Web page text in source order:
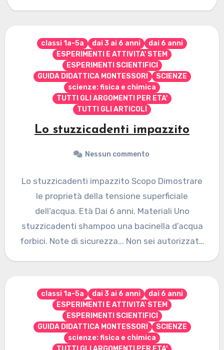
classi 1a-5a dai 3 ai 6 anni
dai 6 anni
ESPERIMENTI E ATTIVITA' STEM
ESPERIMENTI SCIENTIFICI
GUIDA DIDATTICA MONTESSORI
SCIENZE
scienze: fisica e chimica
TUTTI GLI ARGOMENTI PER ETA'
TUTTI GLI ARTICOLI
Lo stuzzicadenti impazzito
Nessun commento
Lo stuzzicadenti impazzito Scopo Dimostrare
le proprietà della tensione superficiale
dell’acqua. Età Dai 6 anni. Materiali Uno
stuzzicadenti shampoo una bacinella d’acqua
forbici. Note di sicurezza... Non sei autorizzato
classi 1a-5a dai 3 ai 6 anni
dai 6 anni
ESPERIMENTI E ATTIVITA' STEM
ESPERIMENTI SCIENTIFICI
GUIDA DIDATTICA MONTESSORI
SCIENZE
scienze: fisica e chimica